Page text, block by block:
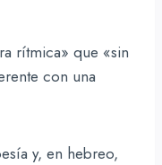
rítmica» que «sin
con una
y, en hebreo,